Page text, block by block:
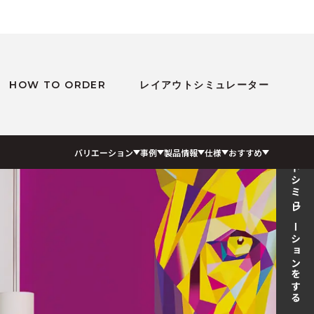
HOW TO ORDER レイアウトシミュレーター
バリエーション 事例 製品情報 仕様 おすすめ レイアウトシミュレーションをする